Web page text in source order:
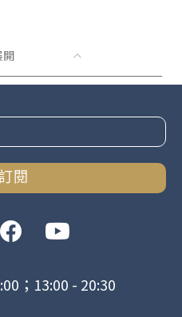
開
閱
；13:00 - 20:30